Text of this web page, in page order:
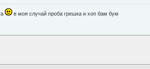
в моя случай проба грешка и хоп бам бум